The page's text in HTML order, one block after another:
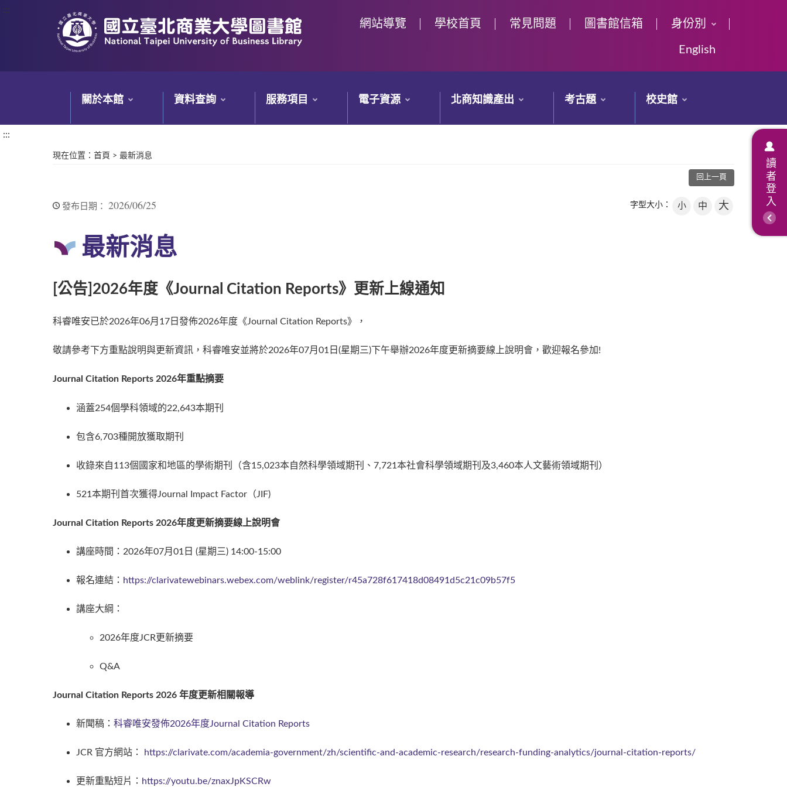
:::
:::
網站導覽 學校首頁 常見問題 圖書館信箱 身份別
English
關於本館 資料查詢 服務項目 電子資源 北商知識產出 考古題 校史館
讀者登入
:::
現在位置 ： 首頁 > 最新消息
回上一頁
發布日期： 2026/06/25 字型大小： 小 中 大
最新消息
[公告]2026年度《Journal Citation Reports》更新上線通知
科睿唯安已於2026年06月17日發佈2026年度《Journal Citation Reports》，
敬請參考下方重點說明與更新資訊，科睿唯安並將於2026年07月01日(星期三)下午舉辦2026年度更新摘要線上說明會，歡迎報名參加!
Journal Citation Reports 2026年重點摘要
涵蓋254個學科領域的22,643本期刊
包含6,703種開放獲取期刊
收錄來自113個國家和地區的學術期刊（含15,023本自然科學領域期刊、7,721本社會科學領域期刊及3,460本人文藝術領域期刊）
521本期刊首次獲得Journal Impact Factor（JIF)
Journal Citation Reports 2026年度更新摘要線上說明會
講座時間：2026年07月01日 (星期三) 14:00-15:00
報名連結： https://clarivatewebinars.webex.com/weblink/register/r45a728f617418d08491d5c21c09b57f5
講座大綱：
2026年度JCR更新摘要
Q&A
Journal Citation Reports 2026 年度更新相關報導
新聞稿： 科睿唯安發佈2026年度Journal Citation Reports
JCR 官方網站： https://clarivate.com/academia-government/zh/scientific-and-academic-research/research-funding-analytics/journal-citation-reports/
更新重點短片： https://youtu.be/znaxJpKSCRw